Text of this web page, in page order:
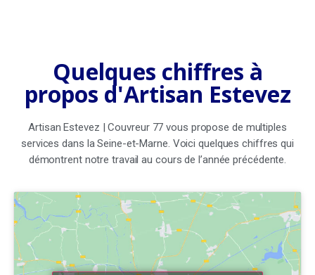
Quelques chiffres à
propos d'Artisan Estevez
Artisan Estevez | Couvreur 77 vous propose de multiples
services dans la Seine-et-Marne. Voici quelques chiffres qui
démontrent notre travail au cours de l’année précédente.